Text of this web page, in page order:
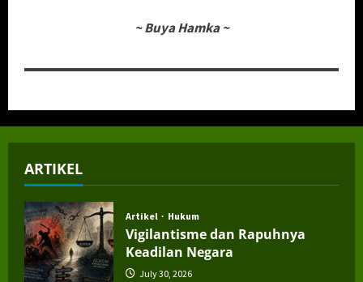
~ Buya Hamka ~
ARTIKEL
Artikel Hukum
Vigilantisme dan Rapuhnya
Keadilan Negara
July 30, 2026